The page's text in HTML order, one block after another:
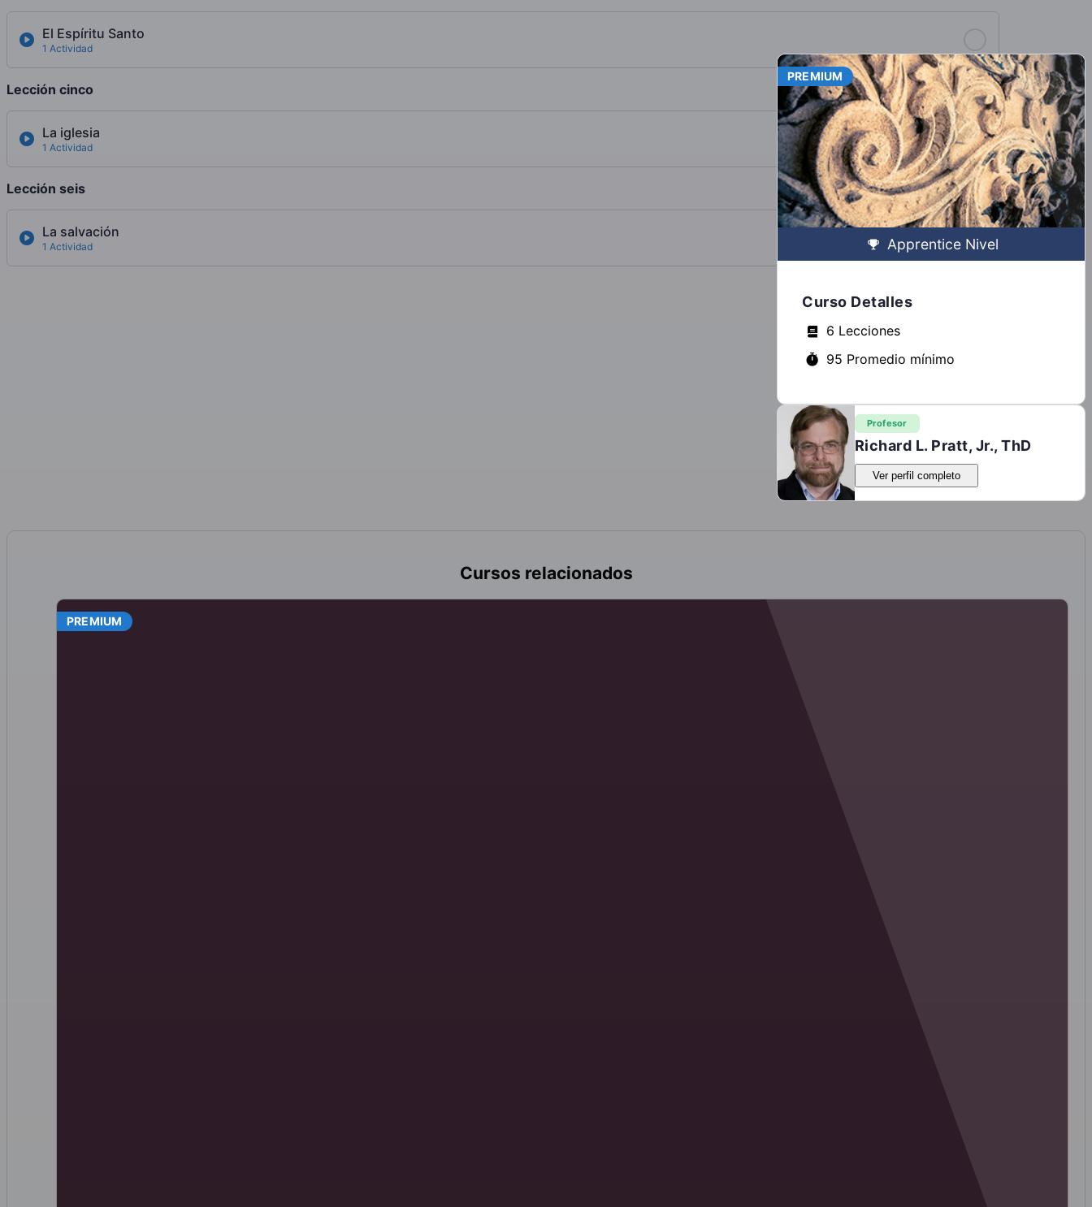
El Espíritu Santo
1 Actividad
Lección cinco
La iglesia
1 Actividad
Lección seis
La salvación
1 Actividad
PREMIUM
Apprentice Nivel
Curso Detalles
6 Lecciones
95 Promedio mínimo
Profesor
Richard L. Pratt, Jr., ThD
Ver perfil completo
Cursos relacionados
PREMIUM